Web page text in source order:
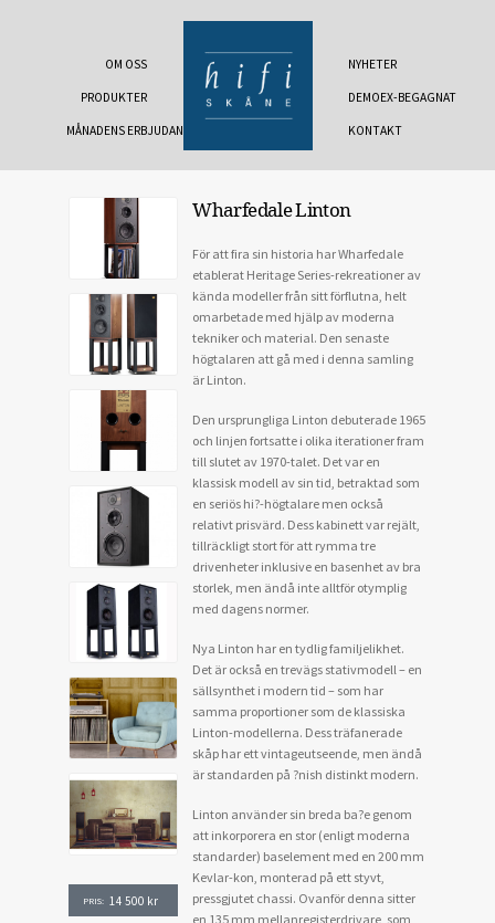
OM OSS
PRODUKTER
MÅNADENS ERBJUDANDE
NYHETER
DEMOEX-BEGAGNAT
KONTAKT
PRIS: 14 500 kr
Wharfedale Linton
För att fira sin historia har Wharfedale
etablerat Heritage Series-rekreationer av
kända modeller från sitt förflutna, helt
omarbetade med hjälp av moderna
tekniker och material. Den senaste
högtalaren att gå med i denna samling
är Linton.
Den ursprungliga Linton debuterade 1965
och linjen fortsatte i olika iterationer fram
till slutet av 1970-talet. Det var en
klassisk modell av sin tid, betraktad som
en seriös hi?-högtalare men också
relativt prisvärd. Dess kabinett var rejält,
tillräckligt stort för att rymma tre
drivenheter inklusive en basenhet av bra
storlek, men ändå inte alltför otymplig
med dagens normer.
Nya Linton har en tydlig familjelikhet.
Det är också en trevägs stativmodell – en
sällsynthet i modern tid – som har
samma proportioner som de klassiska
Linton-modellerna. Dess träfanerade
skåp har ett vintageutseende, men ändå
är standarden på ?nish distinkt modern.
Linton använder sin breda ba?e genom
att inkorporera en stor (enligt moderna
standarder) baselement med en 200 mm
Kevlar-kon, monterad på ett styvt,
pressgjutet chassi. Ovanför denna sitter
en 135 mm mellanregisterdrivare, som